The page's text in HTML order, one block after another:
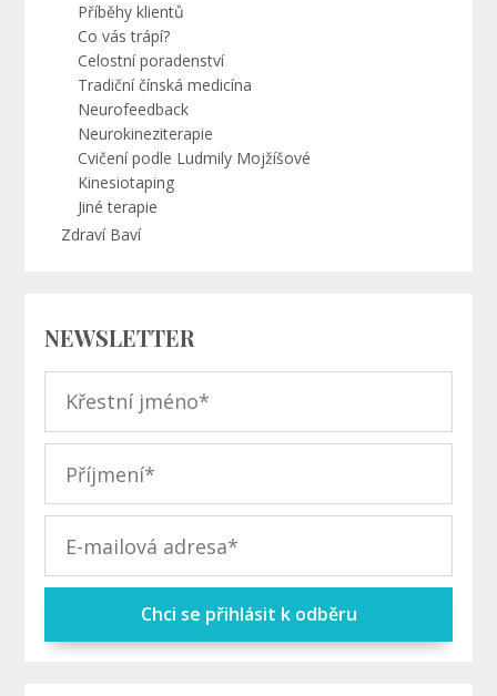
Příběhy klientů
Co vás trápí?
Celostní poradenství
Tradiční čínská medicína
Neurofeedback
Neurokineziterapie
Cvičení podle Ludmily Mojžíšové
Kinesiotaping
Jiné terapie
Zdraví Baví
NEWSLETTER
Chci se přihlásit k odběru